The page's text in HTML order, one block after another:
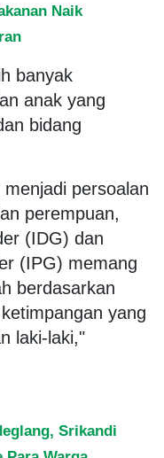
Naik
banyak
anak yang
bidang
persoalan
perempuan,
(IDG) dan
(IPG) memang
berdasarkan
yang
laki-laki,"
Srikandi